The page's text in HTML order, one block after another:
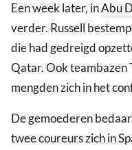
Een week later, inAbu
verder. Russell
die had gedreigd
Qatar. Ook teambazen
mengden zich in het
De gemoederen
twee coureurs zich in